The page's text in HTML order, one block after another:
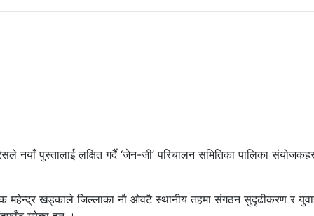
नयाँ पुस्तालाई लक्षित गर्दै ‘जेन-जी’ परिचालन समितिका पालिका
महेन्द्र खड्काले जिल्लाका नौ ओवटै स्थानीय तहमा संगठन सुदृढीकरण र